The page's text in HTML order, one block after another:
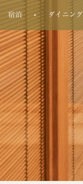
宿泊 ダイニング